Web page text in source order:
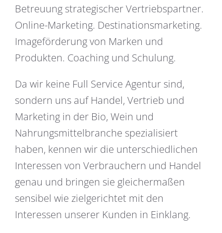
Betreuung strategischer Vertriebspartner.
Online-Marketing. Destinationsmarketing.
Imageförderung von Marken und
Produkten. Coaching und Schulung.
Da wir keine Full Service Agentur sind,
sondern uns auf Handel, Vertrieb und
Marketing in der Bio, Wein und
Nahrungsmittelbranche spezialisiert
haben, kennen wir die unterschiedlichen
Interessen von Verbrauchern und Handel
genau und bringen sie gleichermaßen
sensibel wie zielgerichtet mit den
Interessen unserer Kunden in Einklang.